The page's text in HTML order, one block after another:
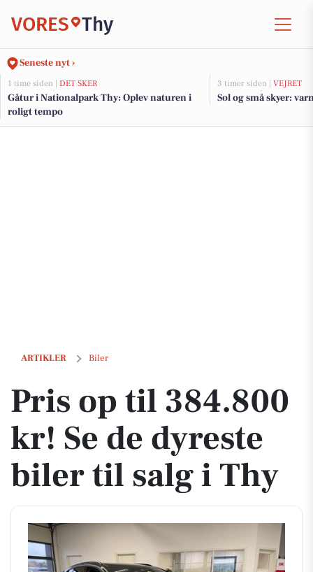
VORES Thy
Seneste nyt ›
1 time siden | DET SKER
Gåtur i Nationalpark Thy: Oplev naturen i
roligt tempo
3 timer siden | VEJRET
Sol og små skyer:
ARTIKLER Biler
Pris op til 384.800 kr! Se de dyreste biler til salg i Thy
Pris op til 384.800
kr! Se de dyreste
biler til salg i Thy